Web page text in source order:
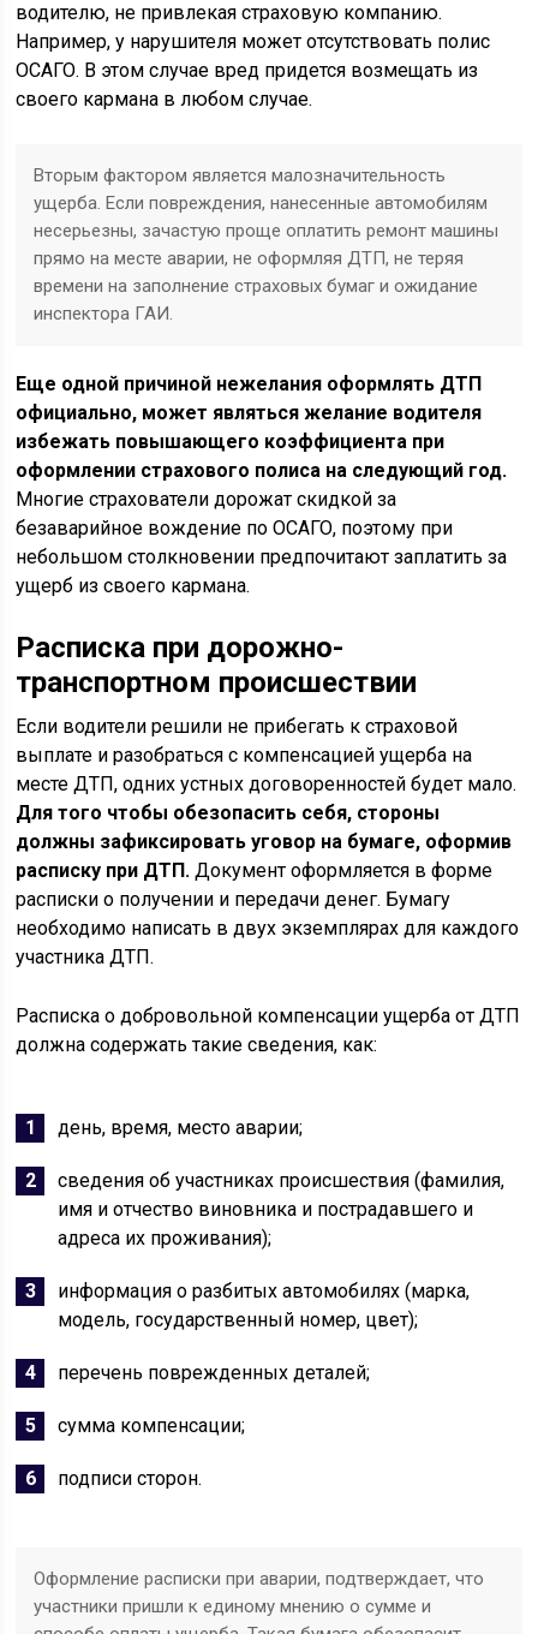
водителю, не привлекая страховую компанию.
Например, у нарушителя может отсутствовать полис
ОСАГО. В этом случае вред придется возмещать из
своего кармана в любом случае.
Вторым фактором является малозначительность
ущерба. Если повреждения, нанесенные автомобилям
несерьезны, зачастую проще оплатить ремонт машины
прямо на месте аварии, не оформляя ДТП, не теряя
времени на заполнение страховых бумаг и ожидание
инспектора ГАИ.
Еще одной причиной нежелания оформлять ДТП
официально, может являться желание водителя
избежать повышающего коэффициента при
оформлении страхового полиса на следующий год.
Многие страхователи дорожат скидкой за
безаварийное вождение по ОСАГО, поэтому при
небольшом столкновении предпочитают заплатить за
ущерб из своего кармана.
Расписка при дорожно-
транспортном происшествии
Если водители решили не прибегать к страховой
выплате и разобраться с компенсацией ущерба на
месте ДТП, одних устных договоренностей будет мало.
Для того чтобы обезопасить себя, стороны
должны зафиксировать уговор на бумаге, оформив
расписку при ДТП.Документ оформляется в форме
расписки о получении и передачи денег. Бумагу
необходимо написать в двух экземплярах для каждого
участника ДТП.
Расписка о добровольной компенсации ущерба от ДТП
должна содержать такие сведения, как:
день, время, место аварии;
сведения об участниках происшествия (фамилия,
имя и отчество виновника и пострадавшего и
адреса их проживания);
информация о разбитых автомобилях (марка,
модель, государственный номер, цвет);
перечень поврежденных деталей;
сумма компенсации;
подписи сторон.
Оформление расписки при аварии, подтверждает, что
участники пришли к единому мнению о сумме и